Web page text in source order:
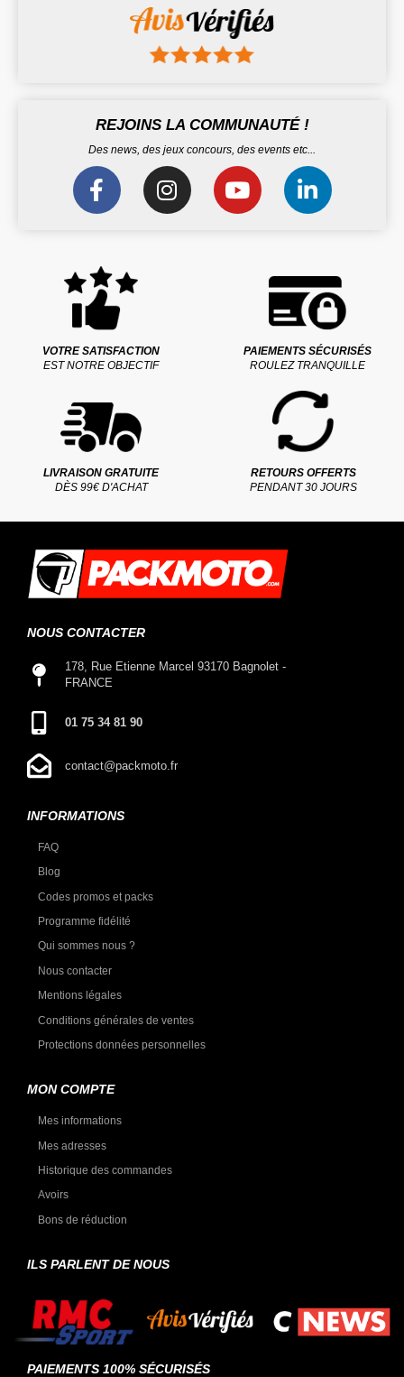
REJOINS LA COMMUNAUTÉ !
Des news, des jeux concours, des events etc...
VOTRE SATISFACTION
EST NOTRE OBJECTIF
PAIEMENTS SÉCURISÉS
ROULEZ TRANQUILLE
LIVRAISON GRATUITE
DÈS 99€ D'ACHAT
RETOURS OFFERTS
PENDANT 30 JOURS
NOUS CONTACTER
178, Rue Etienne Marcel 93170 Bagnolet -
FRANCE
01 75 34 81 90
contact@packmoto.fr
INFORMATIONS
FAQ
Blog
Codes promos et packs
Programme fidélité
Qui sommes nous ?
Nous contacter
Mentions légales
Conditions générales de ventes
Protections données personnelles
MON COMPTE
Mes informations
Mes adresses
Historique des commandes
Avoirs
Bons de réduction
ILS PARLENT DE NOUS
PAIEMENTS 100% SÉCURISÉS